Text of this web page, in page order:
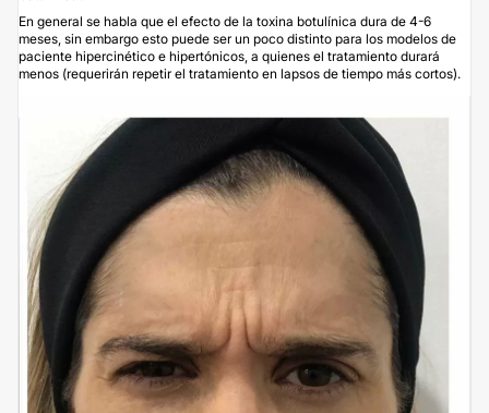
En general se habla que el efecto de la toxina botulínica dura de 4-6
meses, sin embargo esto puede ser un poco distinto para los modelos de
paciente hipercinético e hipertónicos, a quienes el tratamiento durará
menos (requerirán repetir el tratamiento en lapsos de tiempo más cortos).